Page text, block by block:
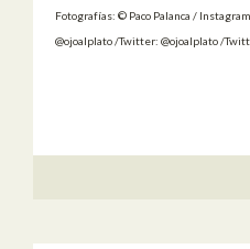
Fotografías: © Paco Palanca /
@ojoalplato /Twitter: @ojoalplato /